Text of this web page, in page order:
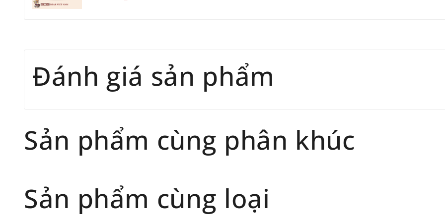
Đánh giá sản phẩm
Sản phẩm cùng phân khúc
Sản phẩm cùng loại